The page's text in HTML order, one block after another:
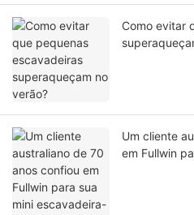
Como evitar
Um cliente
em Fullwin